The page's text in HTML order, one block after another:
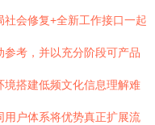
会修复+全新工作接口一起
考，并以充分阶段可产品
搭建低频文化信息理解难
用户体系将优势真正扩展流